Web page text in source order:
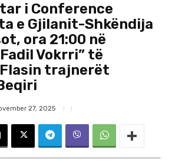
i Conference
e Gjilanit-Shkëndija
ora 21:00 në
Vokrri” të
trajnerët
27, 2025